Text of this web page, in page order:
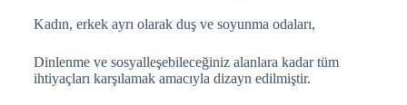
Kadın, erkek ayrı olarak duş ve soyunma odaları,
Dinlenme ve sosyalleşebileceğiniz alanlara kadar tüm
ihtiyaçları karşılamak amacıyla dizayn edilmiştir.